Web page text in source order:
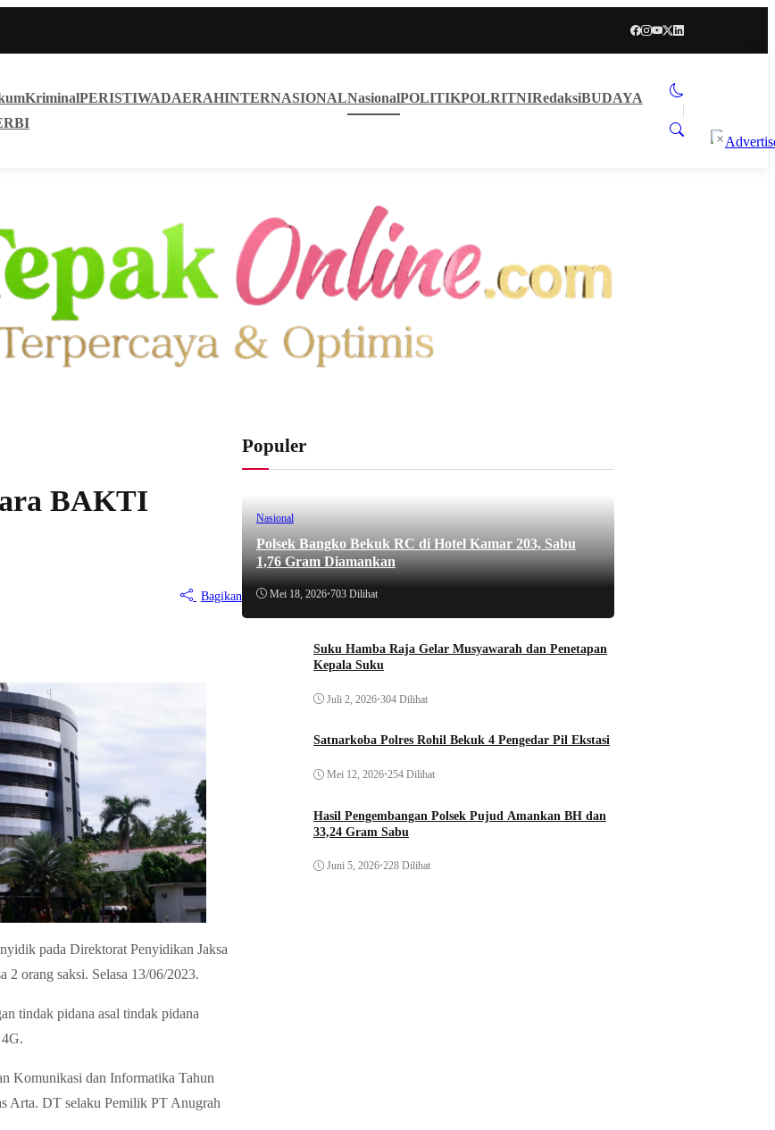
KriminalPERISTIWADAERAHINTERNASIONALNasionalPOLITIKPOLRITNIRedaksiBUDAYA
BAKTI
Bagikan
pada Direktorat Penyidikan Jaksa
orang saksi. Selasa 13/06/2023.
tindak pidana asal tindak pidana
Komunikasi dan Informatika Tahun
Arta. DT selaku Pemilik PT Anugrah
Populer
Nasional
Polsek Bangko Bekuk RC di Hotel Kamar 203, Sabu
1,76 Gram Diamankan
Mei 18, 2026•703 Dilihat
Suku Hamba Raja Gelar Musyawarah dan Penetapan
Kepala Suku
Juli 2, 2026•304 Dilihat
Satnarkoba Polres Rohil Bekuk 4 Pengedar Pil Ekstasi
Mei 12, 2026•254 Dilihat
Hasil Pengembangan Polsek Pujud Amankan BH dan
33,24 Gram Sabu
Juni 5, 2026•228 Dilihat
×